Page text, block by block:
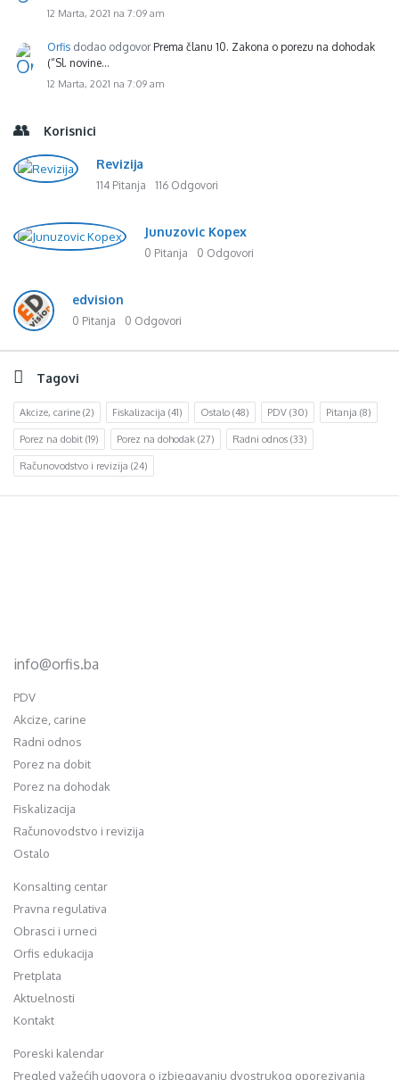
12 Marta, 2021 na 7:09 am
Orfis dodao odgovor Prema članu 10. Zakona o porezu na dohodak
(“Sl. novine…
12 Marta, 2021 na 7:09 am
Korisnici
Revizija
114 Pitanja 116 Odgovori
Junuzovic Kopex
0 Pitanja 0 Odgovori
edvision
0 Pitanja 0 Odgovori
Tagovi
Akcize, carine (2) Fiskalizacija (41) Ostalo (48) PDV (30) Pitanja (8)
Porez na dobit (19) Porez na dohodak (27) Radni odnos (33)
Računovodstvo i revizija (24)
info@orfis.ba
PDV
Akcize, carine
Radni odnos
Porez na dobit
Porez na dohodak
Fiskalizacija
Računovodstvo i revizija
Ostalo
Konsalting centar
Pravna regulativa
Obrasci i urneci
Orfis edukacija
Pretplata
Aktuelnosti
Kontakt
Poreski kalendar
Pregled važećih ugovora o izbjegavanju dvostrukog oporezivanja